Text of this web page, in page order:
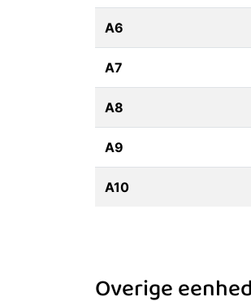
A6
A7
A8
A9
A10
Overige